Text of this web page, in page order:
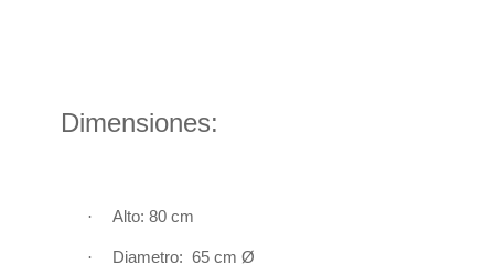
Dimensiones:
· Alto: 80 cm
· Diametro: 65 cm Ø